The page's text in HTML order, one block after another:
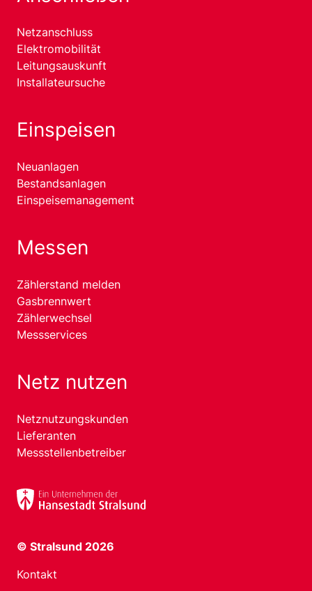
Netzanschluss
Elektromobilität
Leitungsauskunft
Installateursuche
Einspeisen
Neuanlagen
Bestandsanlagen
Einspeisemanagement
Messen
Zählerstand melden
Gasbrennwert
Zählerwechsel
Messservices
Netz nutzen
Netznutzungskunden
Lieferanten
Messstellenbetreiber
© Stralsund 2026
Kontakt